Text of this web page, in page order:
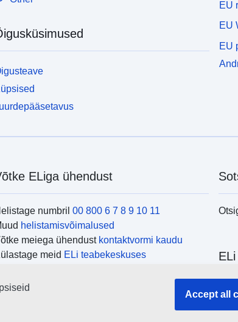
EU
EU
EU
ELiga ühendust
numbril 00 800 6 7 8 9 10 11
helistamisvõimalused
meiega ühendust kontaktvormi kaudu
meid ELi teabekeskuses
Accept all